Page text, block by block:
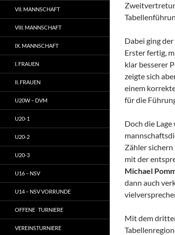
Dabei ging
Erster fertig,
klar besserer
zeigte sich
einem
für die
Doch die
Zähler
mit der
Michael
dann auch
Mit dem
VII. MANNSCHAFT
VIII. MANNSCHAFT
IX. MANNSCHAFT
I. FRAUEN
II. FRAUEN
U20W – DVM
U20-1
U20-2
U20-3
U16 – NSV
U14 – NSV VORRUNDE
OFFENE TURNIERE
VEREINSTURNIERE